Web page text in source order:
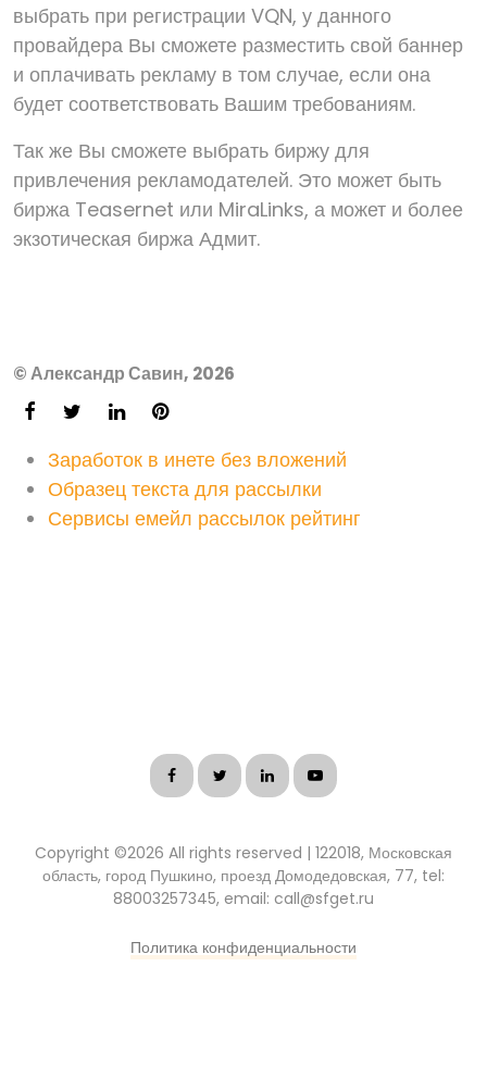
выбрать при регистрации VQN, у данного
провайдера Вы сможете разместить свой баннер
и оплачивать рекламу в том случае, если она
будет соответствовать Вашим требованиям.
Так же Вы сможете выбрать биржу для
привлечения рекламодателей. Это может быть
биржа Teasernet или MiraLinks, а может и более
экзотическая биржа Адмит.
© Александр Савин, 2026
Заработок в инете без вложений
Образец текста для рассылки
Сервисы емейл рассылок рейтинг
Copyright ©2026 All rights reserved | 122018, Московская
область, город Пушкино, проезд Домодедовская, 77, tel:
88003257345, email: call@sfget.ru
Политика конфиденциальности